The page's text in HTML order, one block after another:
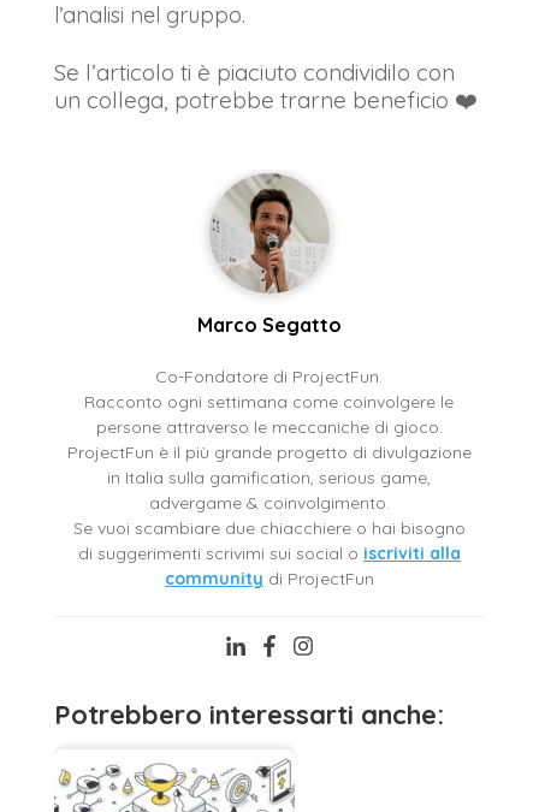
l’analisi nel gruppo.
Se l’articolo ti è piaciuto condividilo con
un collega, potrebbe trarne beneficio ❤️
Marco Segatto
Co-Fondatore di ProjectFun.
Racconto ogni settimana come coinvolgere le
persone attraverso le meccaniche di gioco.
ProjectFun è il più grande progetto di divulgazione
in Italia sulla gamification, serious game,
advergame & coinvolgimento.
Se vuoi scambiare due chiacchiere o hai bisogno
di suggerimenti scrivimi sui social o iscriviti alla
community di ProjectFun
Potrebbero interessarti anche: